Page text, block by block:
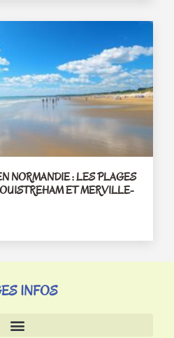
NORMANDIE : LES PLAGES
ET MERVILLE-
INFOS